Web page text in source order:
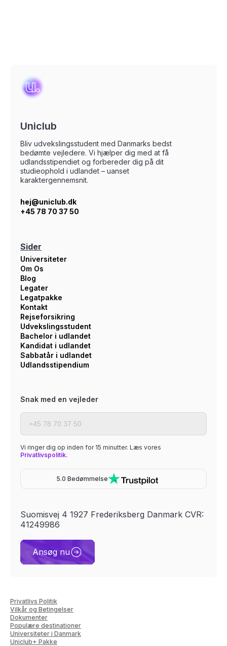
Uniclub
Bliv udvekslingsstudent med Danmarks bedst
bedømte vejledere. Vi hjælper dig med at få
udlandsstipendiet og forbereder dig på dit
studieophold i udlandet – uanset
karaktergennemsnit.
hej@uniclub.dk
+45 78 70 37 50
Sider
Universiteter
Om Os
Blog
Legater
Legatpakke
Kontakt
Rejseforsikring
Udvekslingsstudent
Bachelor i udlandet
Kandidat i udlandet
Sabbatår i udlandet
Udlandsstipendium
Snak med en vejleder
Vi ringer dig op inden for 15 minutter. Læs vores
Privatlivspolitik.
5.0 Bedømmelse
Suomisvej 4 1927 Frederiksberg Danmark CVR:
41249986
Ansøg nu
Privatlivs Politik
Vilkår og Betingelser
Dokumenter
Populære destinationer
Universiteter i Danmark
Uniclub+ Pakke